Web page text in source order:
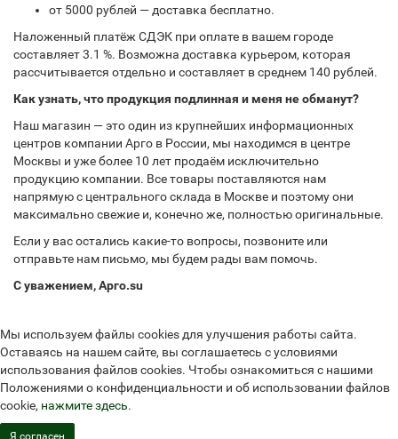
от 5000 рублей — доставка бесплатно.
Наложенный платёж СДЭК при оплате в вашем городе
составляет 3.1 %. Возможна доставка курьером, которая
рассчитывается отдельно и составляет в среднем 140 рублей.
Как узнать, что продукция подлинная и меня не обманут?
Наш магазин — это один из крупнейших информационных
центров компании Арго в России, мы находимся в центре
Москвы и уже более 10 лет продаём исключительно
продукцию компании. Все товары поставляются нам
напрямую с центрального склада в Москве и поэтому они
максимально свежие и, конечно же, полностью оригинальные.
Если у вас остались какие-то вопросы, позвоните или
отправьте нам письмо, мы будем рады вам помочь.
С уважением, Арго.su
Мы используем файлы cookies для улучшения работы сайта.
Оставаясь на нашем сайте, вы соглашаетесь с условиями
использования файлов cookies. Чтобы ознакомиться с нашими
Положениями о конфиденциальности и об использовании файлов
cookie, нажмите здесь.
Я согласен